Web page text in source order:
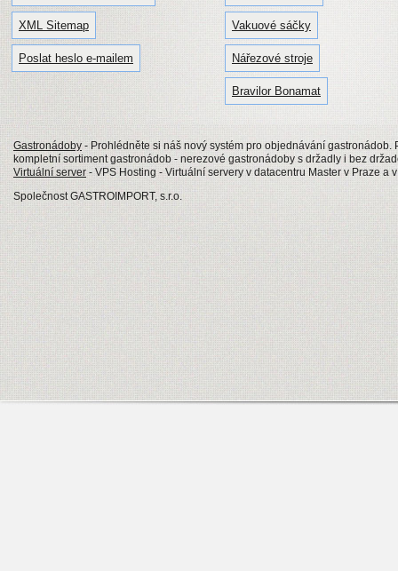
XML Sitemap
Poslat heslo e-mailem
Vakuové sáčky
Nářezové stroje
Bravilor Bonamat
Gastronádoby - Prohlédněte si náš nový systém pro objednávání
kompletní sortiment gastronádob - nerezové gastronádoby s držadly i bez
Virtuální server - VPS Hosting - Virtuální servery v datacentru Master v Praze a
Společnost GASTROIMPORT, s.r.o.